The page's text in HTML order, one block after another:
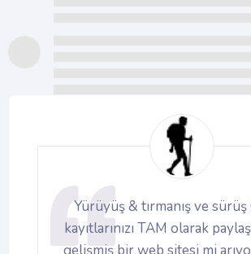
Yürüyüş & tırmanış ve sürüş
kayıtlarınızı TAM olarak